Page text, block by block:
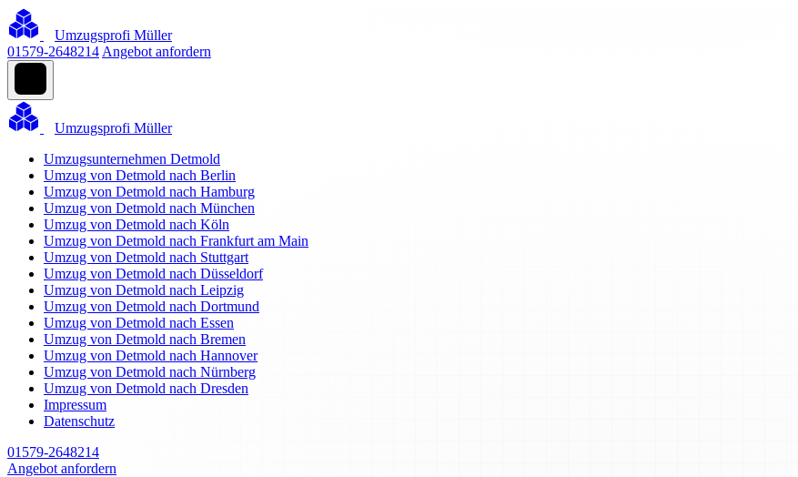
Umzugsprofi Müller
01579-2648214 Angebot anfordern
Umzugsprofi Müller
Umzugsunternehmen Detmold
Umzug von Detmold nach Berlin
Umzug von Detmold nach Hamburg
Umzug von Detmold nach München
Umzug von Detmold nach Köln
Umzug von Detmold nach Frankfurt am Main
Umzug von Detmold nach Stuttgart
Umzug von Detmold nach Düsseldorf
Umzug von Detmold nach Leipzig
Umzug von Detmold nach Dortmund
Umzug von Detmold nach Essen
Umzug von Detmold nach Bremen
Umzug von Detmold nach Hannover
Umzug von Detmold nach Nürnberg
Umzug von Detmold nach Dresden
Impressum
Datenschutz
01579-2648214
Angebot anfordern